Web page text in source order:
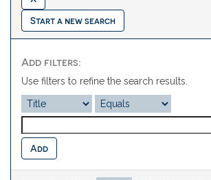
Start a new search
Add filters:
Use filters to refine the search results.